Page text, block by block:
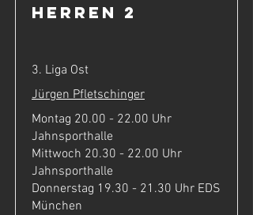
Herren 2
3. Liga Ost
Jürgen Pfletschinger
Montag 20.00 - 22.00 Uhr
Jahnsporthalle
Mittwoch 20.30 - 22.00 Uhr
Jahnsporthalle
Donnerstag 19.30 - 21.30 Uhr EDS
München